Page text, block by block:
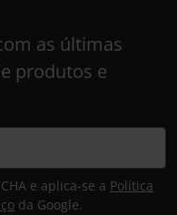
as últimas
produtos e
e aplica-se a Política
da Google.